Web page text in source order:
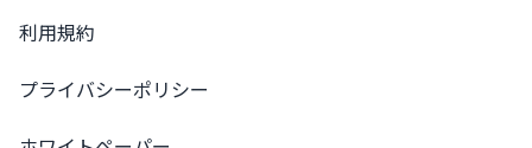
利用規約
プライバシーポリシー